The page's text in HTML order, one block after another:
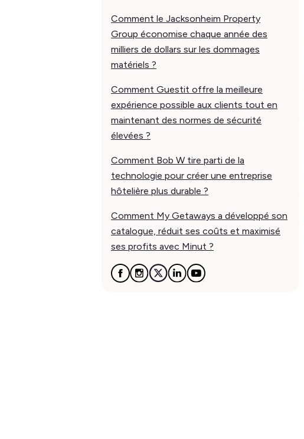
Comment le Jacksonheim Property
Group économise chaque année des
milliers de dollars sur les dommages
matériels ?
Comment Guestit offre la meilleure
expérience possible aux clients tout en
maintenant des normes de sécurité
élevées ?
Comment Bob W tire parti de la
technologie pour créer une entreprise
hôtelière plus durable ?
Comment My Getaways a développé son
catalogue, réduit ses coûts et maximisé
ses profits avec Minut ?